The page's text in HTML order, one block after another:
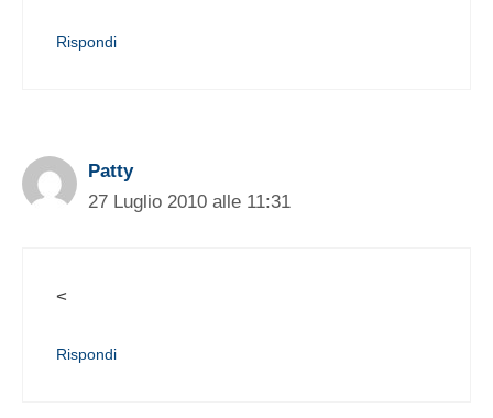
Rispondi
Patty
27 Luglio 2010 alle 11:31
<
Rispondi